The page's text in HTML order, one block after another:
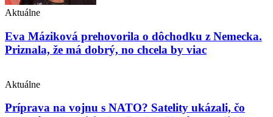
Aktuálne
Eva Máziková prehovorila o dôchodku z Nemecka.
Priznala, že má dobrý, no chcela by viac
Aktuálne
Príprava na vojnu s NATO? Satelity ukázali, čo